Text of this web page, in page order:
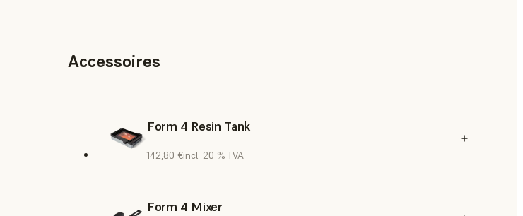
Accessoires
Form 4 Resin Tank
142,80 €incl. 20 % TVA
Form 4 Mixer